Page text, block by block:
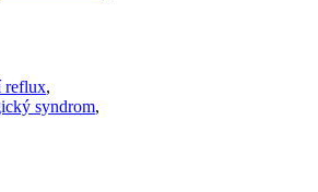
reflux,
syndrom,